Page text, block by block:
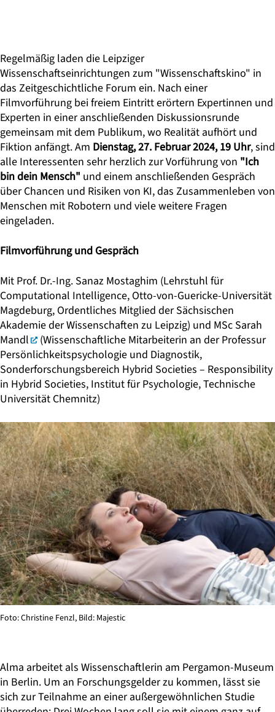
Regelmäßig laden die Leipziger
Wissenschaftseinrichtungen zum "Wissenschaftskino" in
das Zeitgeschichtliche Forum ein. Nach einer
Filmvorführung bei freiem Eintritt erörtern Expertinnen und
Experten in einer anschließenden Diskussionsrunde
gemeinsam mit dem Publikum, wo Realität aufhört und
Fiktion anfängt. Am Dienstag, 27. Februar 2024, 19 Uhr, sind
alle Interessenten sehr herzlich zur Vorführung von "Ich
bin dein Mensch" und einem anschließenden Gespräch
über Chancen und Risiken von KI, das Zusammenleben von
Menschen mit Robotern und viele weitere Fragen
eingeladen.
Filmvorführung und Gespräch
Mit Prof. Dr.-Ing. Sanaz Mostaghim (Lehrstuhl für
Computational Intelligence, Otto-von-Guericke-Universität
Magdeburg, Ordentliches Mitglied der Sächsischen
Akademie der Wissenschaften zu Leipzig) und MSc Sarah
Mandl
(Wissenschaftliche Mitarbeiterin an der Professur
Persönlichkeitspsychologie und Diagnostik,
Sonderforschungsbereich Hybrid Societies – Responsibility
in Hybrid Societies, Institut für Psychologie, Technische
Universität Chemnitz)
Foto: Christine Fenzl, Bild: Majestic
Alma arbeitet als Wissenschaftlerin am Pergamon-Museum
in Berlin. Um an Forschungsgelder zu kommen, lässt sie
sich zur Teilnahme an einer außergewöhnlichen Studie